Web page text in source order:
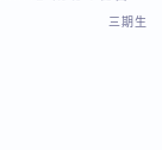
三期生